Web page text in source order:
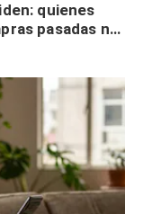
quienes
pasadas no
necesidad de